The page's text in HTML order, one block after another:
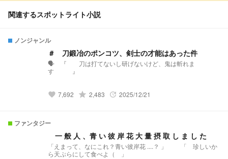
関連するスポットライト小説
ノンジャンル
＃ 刀鍛冶のポンコツ、剣士の才能はあった件
🗣️ 『 刀は打てないし研げないけど、鬼は斬れま
す 』
favorite 7,692 grade 2,483 update 2025/12/21
ファンタジー
一 般 人 、青 い 彼 岸 花 大 量 摂 取 し ま し た
「えまって、なにこれ？青い彼岸花 ....？ 」 「 珍しいか
ら天ぷらにして食べよ（ 」